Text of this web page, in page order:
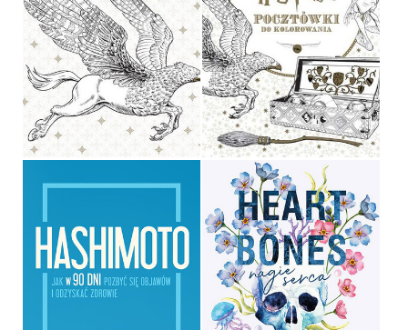
HARRY POTTER. PLAKATY
DO KOLOROWANIA
OPRACOWANIE ZBIOROWE
34,90 ZŁ
HARRY POTTER.
POCZTÓWKI DO
KOLOROWANIA
OPRACOWANIE ZBIOROWE
19,90 ZŁ
HASHIMOTO
HEART BONES. NAGIE
SERCA
COLLEEN HOOVER